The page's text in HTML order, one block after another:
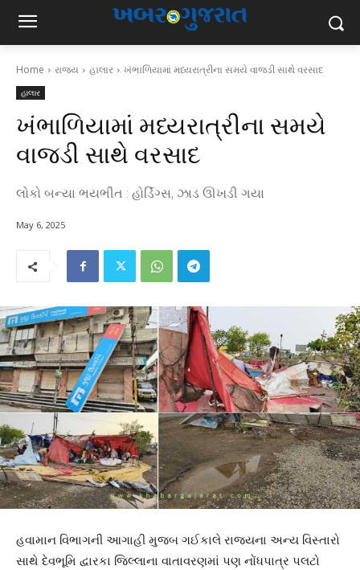
Home રાજ્ય હાલાર ખંભાળિયામાં મધ્યરાત્રીના સમયે વાજડી સાથે વરસાદ
હાલાર
ખંભાળિયામાં મધ્યરાત્રીના સમયે
વાજડી સાથે વરસાદ
લોકો બન્યા ભયભીત : હોર્ડિંગ્સ, ઝાડ ઊખડી ગયા
May 6, 2025
હવામાન વિભાગની આગાહી મુજબ ગઈકાલે રાજ્યના અન્ય વિસ્તારો
સાથે દેવભૂમિ દ્વારકા જિલ્લાના વાતાવરણમાં પણ નોંધપાત્ર પલટો